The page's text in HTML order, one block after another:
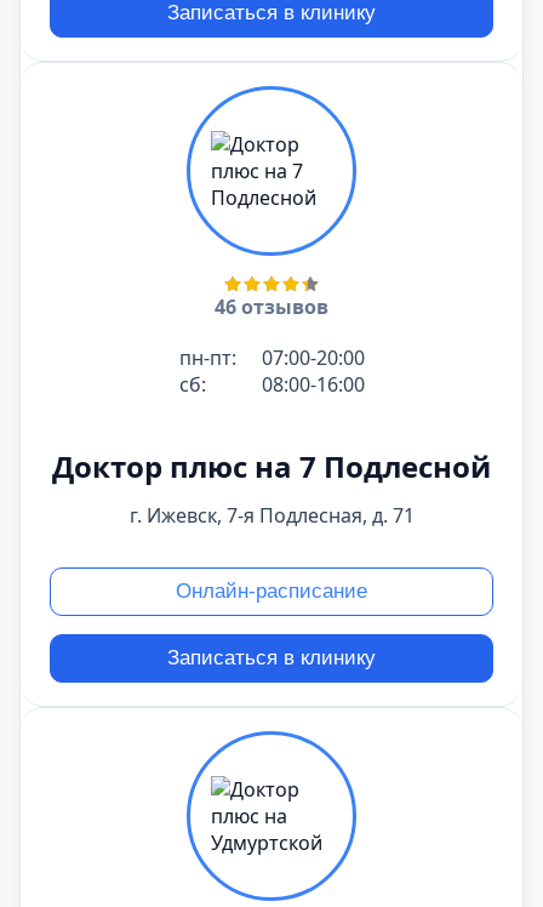
Записаться в клинику
46 отзывов
пн-пт:
07:00-20:00
сб:
08:00-16:00
Доктор плюс на 7 Подлесной
г. Ижевск, 7-я Подлесная, д. 71
Онлайн-расписание
Записаться в клинику